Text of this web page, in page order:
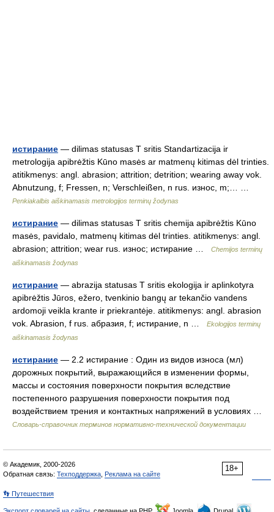
истирание — dilimas statusas T sritis Standartizacija ir
metrologija apibrėžtis Kūno masės ar matmenų kitimas dėl trinties.
atitikmenys: angl. abrasion; attrition; detrition; wearing away vok.
Abnutzung, f; Fressen, n; Verschleißen, n rus. износ, m;… …
Penkiakalbis aiškinamasis metrologijos terminų žodynas
истирание — dilimas statusas T sritis chemija apibrėžtis Kūno
masės, pavidalo, matmenų kitimas dėl trinties. atitikmenys: angl.
abrasion; attrition; wear rus. износ; истирание …
Chemijos terminų
aiškinamasis žodynas
истирание — abrazija statusas T sritis ekologija ir aplinkotyra
apibrėžtis Jūros, ežero, tvenkinio bangų ar tekančio vandens
ardomoji veikla krante ir priekrantėje. atitikmenys: angl. abrasion
vok. Abrasion, f rus. aбразия, f; истирание, n …
Ekologijos terminų
aiškinamasis žodynas
истирание — 2.2 истирание : Один из видов износа (мл)
дорожных покрытий, выражающийся в изменении формы,
массы и состояния поверхности покрытия вследствие
постепенного разрушения поверхности покрытия под
воздействием трения и контактных напряжений в условиях …
Словарь-справочник терминов нормативно-технической документации
18+
© Академик, 2000-2026
Обратная связь: Техподдержка Реклама на сайте
👣 Путешествия